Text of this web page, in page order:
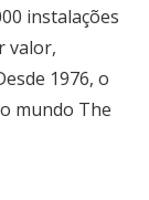
instalações
valor,
1976, o
mundo The